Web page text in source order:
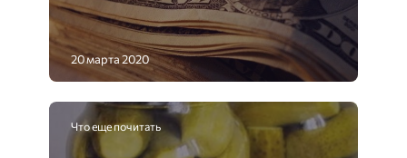
20 марта 2020
Что еще почитать